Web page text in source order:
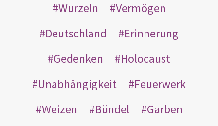
Wurzeln
Vermögen
Deutschland
Erinnerung
Gedenken
Holocaust
Unabhängigkeit
Feuerwerk
Weizen
Bündel
Garben